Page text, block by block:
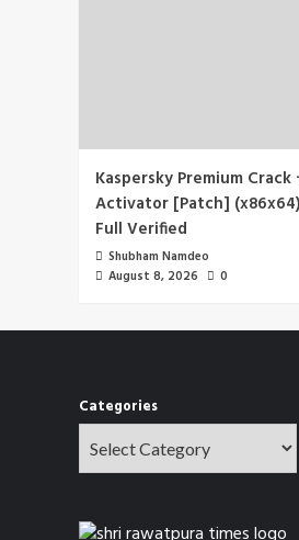
Kaspersky Premium Crack
Activator [Patch] (x86x64)
Full Verified
Shubham Namdeo
August 8, 2026
0
Categories